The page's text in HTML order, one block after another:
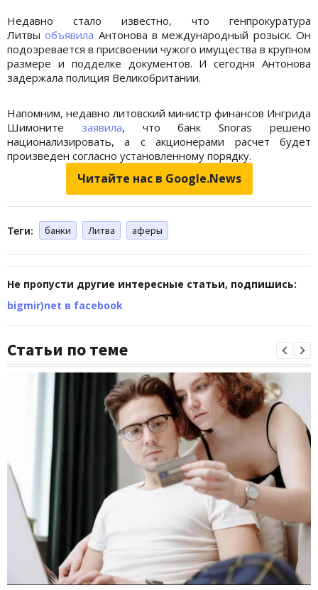
Недавно стало известно, что генпрокуратура
Литвыобъявила Антонова в международный розыск. Он
подозревается в присвоении чужого имущества в крупном
размере и подделке документов. И сегодня Антонова
задержала полиция Великобритании.
Напомним, недавно литовский министр финансов Ингрида
Шимоните заявила, что банк Snoras решено
национализировать, а с акционерами расчет будет
произведен согласно установленному порядку.
Читайте нас в Google.News
Теги: банки Литва аферы
Не пропусти другие интересные статьи, подпишись:
bigmir)net в facebook
Статьи по теме